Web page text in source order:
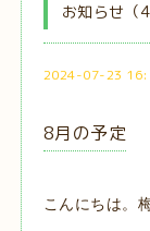
お知らせ（
2024-07-23
8月の予定
こんにちは。